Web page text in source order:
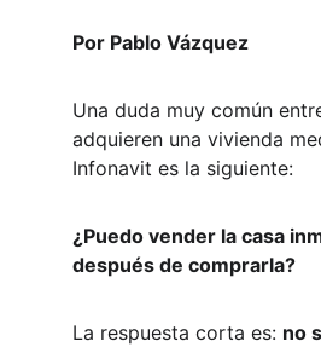
Por Pablo Vázquez
Una duda muy común
adquieren una vivienda
Infonavit es la siguiente:
¿Puedo vender la casa
después de comprarla?
La respuesta corta es: no